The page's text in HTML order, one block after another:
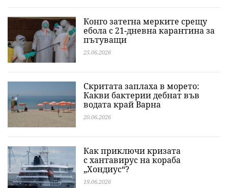
Конго затегна мерките срещу
ебола с 21-дневна карантина за
пътуващи
25.06.2026
Скритата заплаха в морето:
Какви бактерии дебнат във
водата край Варна
20.06.2026
Как приключи кризата
с хантавирус на кораба
„Хондиус“?
19.06.2026